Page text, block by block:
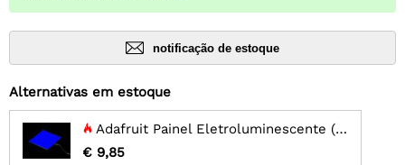
notificação de estoque
Alternativas em estoque
Adafruit Painel Eletroluminescente (EL) - 10cm x 10cm Azul
€ 9,85